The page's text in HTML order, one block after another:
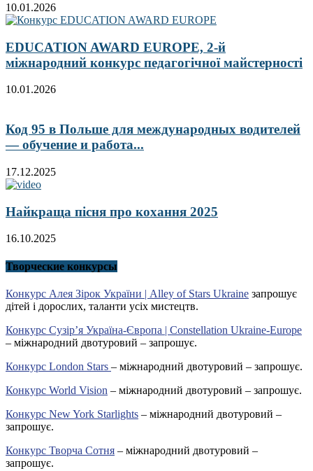
10.01.2026
EDUCATION AWARD EUROPE, 2-й
міжнародний конкурс педагогічної майстерності
10.01.2026
Код 95 в Польше для международных водителей
— обучение и работа...
17.12.2025
Найкраща пісня про кохання 2025
16.10.2025
Творческие конкурсы
Конкурс Алея Зірок України | Alley of Stars Ukraine запрошує
дітей і дорослих, таланти усіх мистецтв.
Конкурс Сузір’я Україна-Європа | Constellation Ukraine-Europe
– міжнародний двотуровий – запрошує.
Конкурс London Stars – міжнародний двотуровий – запрошує.
Конкурс World Vision – міжнародний двотуровий – запрошує.
Конкурс New York Starlights – міжнародний двотуровий –
запрошує.
Конкурс Творча Сотня – міжнародний двотуровий –
запрошує.